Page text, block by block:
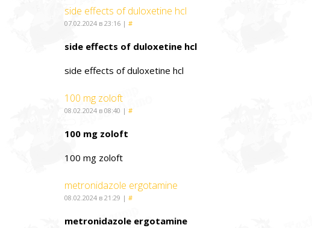
side effects of duloxetine hcl
07.02.2024 в 23:16 | #
side effects of duloxetine hcl
side effects of duloxetine hcl
100 mg zoloft
08.02.2024 в 08:40 | #
100 mg zoloft
100 mg zoloft
metronidazole ergotamine
08.02.2024 в 21:29 | #
metronidazole ergotamine